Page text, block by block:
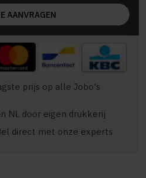
AANVRAGEN
prijs op alle Jobo's
NL door eigen drukkerij
direct met onze experts